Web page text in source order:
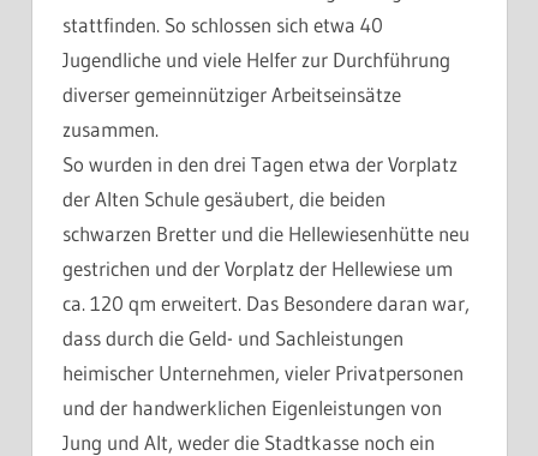
stattfinden. So schlossen sich etwa 40
Jugendliche und viele Helfer zur Durchführung
diverser gemeinnütziger Arbeitseinsätze
zusammen.
So wurden in den drei Tagen etwa der Vorplatz
der Alten Schule gesäubert, die beiden
schwarzen Bretter und die Hellewiesenhütte neu
gestrichen und der Vorplatz der Hellewiese um
ca. 120 qm erweitert. Das Besondere daran war,
dass durch die Geld- und Sachleistungen
heimischer Unternehmen, vieler Privatpersonen
und der handwerklichen Eigenleistungen von
Jung und Alt, weder die Stadtkasse noch ein